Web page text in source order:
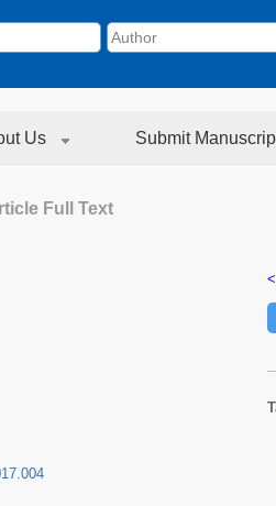
Us Submit
Full Text